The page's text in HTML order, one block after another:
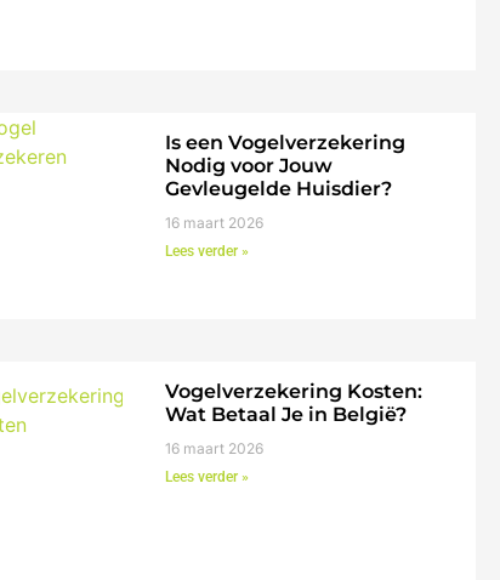
Is een Vogelverzekering
Nodig voor Jouw
Gevleugelde Huisdier?
16 maart 2026
Lees verder »
Vogelverzekering Kosten:
Wat Betaal Je in België?
16 maart 2026
Lees verder »